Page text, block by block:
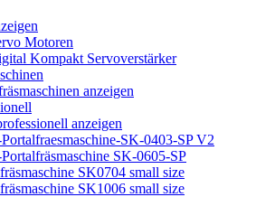
Motoren
Kompakt Servoverstärker
anzeigen
anzeigen
SK-0403-SP V2
SK-0605-SP
SK0704 small size
SK1006 small size